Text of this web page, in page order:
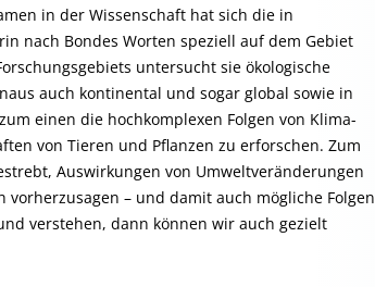
in der Wissenschaft hat sich die in
nach Bondes Worten speziell auf dem Gebiet
untersucht sie ökologische
auch kontinental und sogar global sowie in
einen die hochkomplexen Folgen von Klima-
von Tieren und Pflanzen zu erforschen. Zum
Auswirkungen von Umweltveränderungen
– und damit auch mögliche Folgen
verstehen, dann können wir auch gezielt